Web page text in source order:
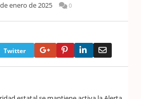
enero de 2025 0
Twitter Google+PinterestLinkedIn